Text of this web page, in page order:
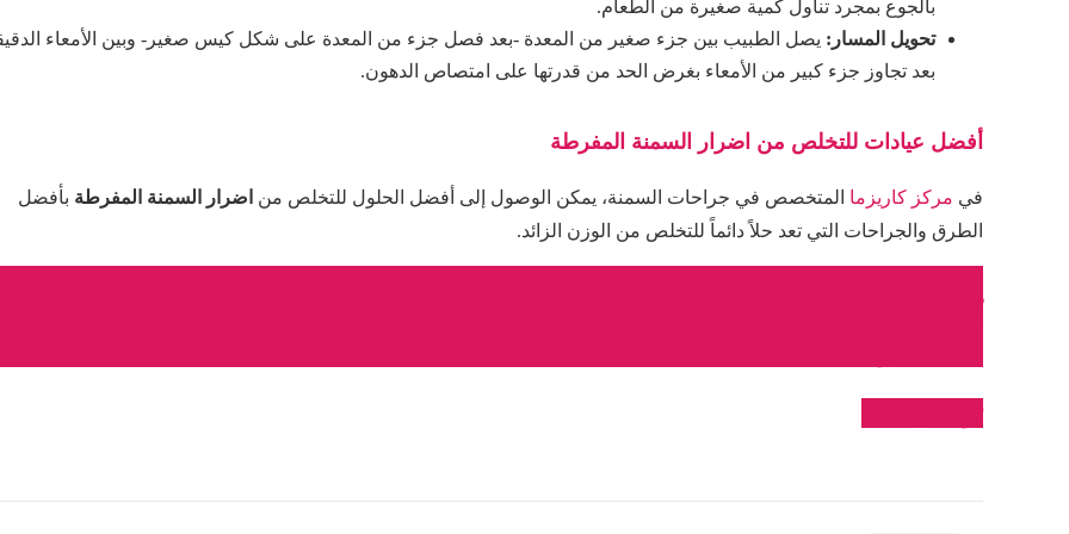
بالجوع بمجرد تناول كمية صغيرة من الطعام.
تحويل المسار: يصل الطبيب بين جزء صغير من المعدة -بعد فصل جزء من المعدة على شكل كيس صغير- وبين الأمعاء
بعد تجاوز جزء كبير من الأمعاء بغرض الحد من قدرتها على امتصاص الدهون.
أفضل عيادات للتخلص من اضرار السمنة المفرطة
في مركز كاريزما المتخصص في جراحات السمنة، يمكن الوصول إلى أفضل الحلول للتخلص من اضرار السمنة المفرطة بأفضل
الطرق والجراحات التي تعد حلاً دائماً للتخلص من الوزن الزائد.